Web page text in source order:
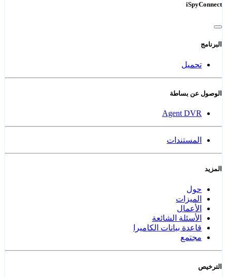
iSpyConnect
البرنامج
تحميل
الوصول عن بساطة
Agent DVR
المستندات
المزيد
حول
الميزات
الأعمال
الأسئلة الشائعة
قاعدة بيانات الكاميرا
مجتمع
الترخيص